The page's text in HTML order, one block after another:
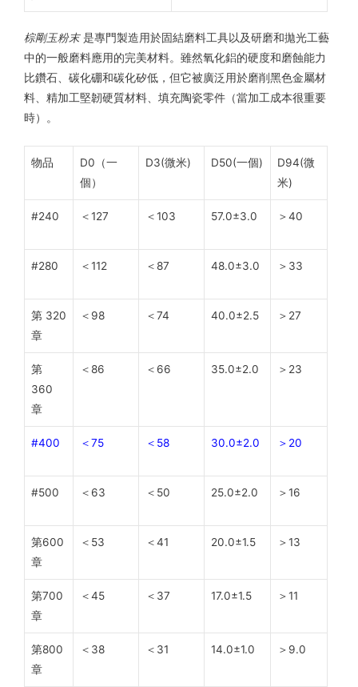
棕剛玉粉末是專門製造用於固結磨料工具以及研磨和拋光工藝
中的一般磨料應用的完美材料。雖然氧化鋁的硬度和磨蝕能力
比鑽石、碳化硼和碳化矽低，但它被廣泛用於磨削黑色金屬材
料、精加工堅韌硬質材料、填充陶瓷零件（當加工成本很重要
時）。
物品
D0（一
個）
D3(微米) D50(一個)
D94(微
米)
#240 ＜127 ＜103 57.0±3.0 ＞40
#280 ＜112 ＜87 48.0±3.0 ＞33
第 320
章
＜98 ＜74 40.0±2.5 ＞27
第
360
章
＜86 ＜66 35.0±2.0 ＞23
#400 ＜75 ＜58 30.0±2.0 ＞20
#500 ＜63 ＜50 25.0±2.0 ＞16
第600
章
＜53 ＜41 20.0±1.5 ＞13
第700
章
＜45 ＜37 17.0±1.5 ＞11
第800
章
＜38 ＜31 14.0±1.0 ＞9.0